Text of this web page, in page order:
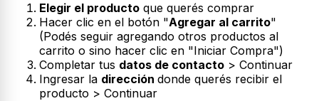
Elegir el producto que querés comprar
Hacer clic en el botón "Agregar al carrito"
(Podés seguir agregando otros productos al
carrito o sino hacer clic en "Iniciar Compra")
Completar tus datos de contacto > Continuar
Ingresar la dirección donde querés recibir el
producto > Continuar